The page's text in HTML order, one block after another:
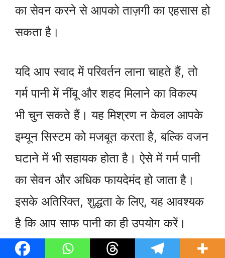
का सेवन करने से आपको ताज़गी का एहसास हो
सकता है।
यदि आप स्वाद में परिवर्तन लाना चाहते हैं, तो
गर्म पानी में नींबू और शहद मिलाने का विकल्प
भी चुन सकते हैं। यह मिश्रण न केवल आपके
इम्यून सिस्टम को मजबूत करता है, बल्कि वजन
घटाने में भी सहायक होता है। ऐसे में गर्म पानी
का सेवन और अधिक फायदेमंद हो जाता है।
इसके अतिरिक्त, शुद्धता के लिए, यह आवश्यक
है कि आप साफ पानी का ही उपयोग करें।